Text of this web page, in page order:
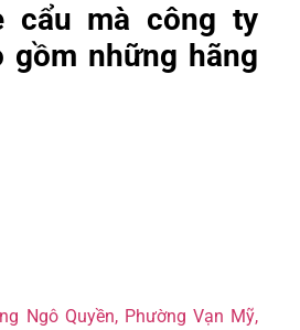
cẩu mà công ty
gồm những hãng
Ngô Quyền, Phường Vạn Mỹ,